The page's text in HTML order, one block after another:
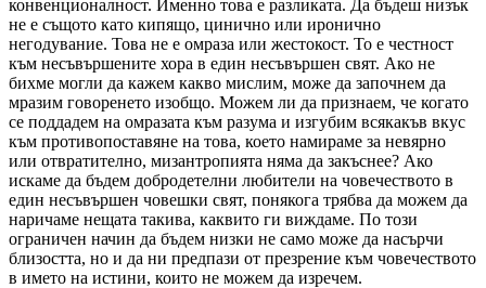
конвенционалност. Именно това е разликата. Да бъдеш низък
не е същото като кипящо, цинично или иронично
негодувание. Това не е омраза или жестокост. То е честност
към несъвършените хора в един несъвършен свят. Ако не
бихме могли да кажем какво мислим, може да започнем да
мразим говоренето изобщо. Можем ли да признаем, че когато
се поддадем на омразата към разума и изгубим всякакъв вкус
към противопоставяне на това, което намираме за невярно
или отвратително, мизантропията няма да закъснее? Ако
искаме да бъдем добродетелни любители на човечеството в
един несъвършен човешки свят, понякога трябва да можем да
наричаме нещата такива, каквито ги виждаме. По този
ограничен начин да бъдем низки не само може да насърчи
близостта, но и да ни предпази от презрение към човечеството
в името на истини, които не можем да изречем.